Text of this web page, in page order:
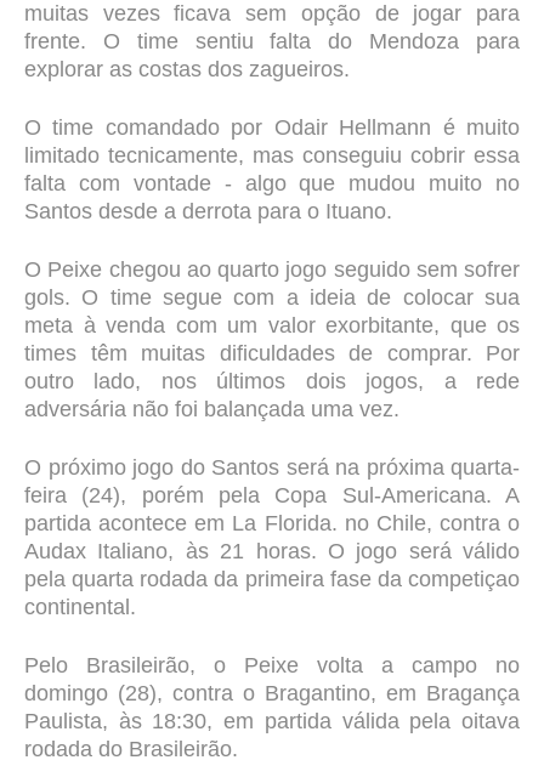
muitas vezes ficava sem opção de jogar para
frente. O time sentiu falta do Mendoza para
explorar as costas dos zagueiros.
O time comandado por Odair Hellmann é muito
limitado tecnicamente, mas conseguiu cobrir essa
falta com vontade - algo que mudou muito no
Santos desde a derrota para o Ituano.
O Peixe chegou ao quarto jogo seguido sem sofrer
gols. O time segue com a ideia de colocar sua
meta à venda com um valor exorbitante, que os
times têm muitas dificuldades de comprar. Por
outro lado, nos últimos dois jogos, a rede
adversária não foi balançada uma vez.
O próximo jogo do Santos será na próxima quarta-
feira (24), porém pela Copa Sul-Americana. A
partida acontece em La Florida. no Chile, contra o
Audax Italiano, às 21 horas. O jogo será válido
pela quarta rodada da primeira fase da competiçao
continental.
Pelo Brasileirão, o Peixe volta a campo no
domingo (28), contra o Bragantino, em Bragança
Paulista, às 18:30, em partida válida pela oitava
rodada do Brasileirão.